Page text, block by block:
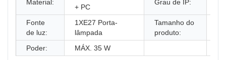
Material:
+ PC
Grau de IP:
Fonte
de luz:
1XE27 Porta-
lâmpada
Tamanho do
produto:
Poder: MÁX. 35 W